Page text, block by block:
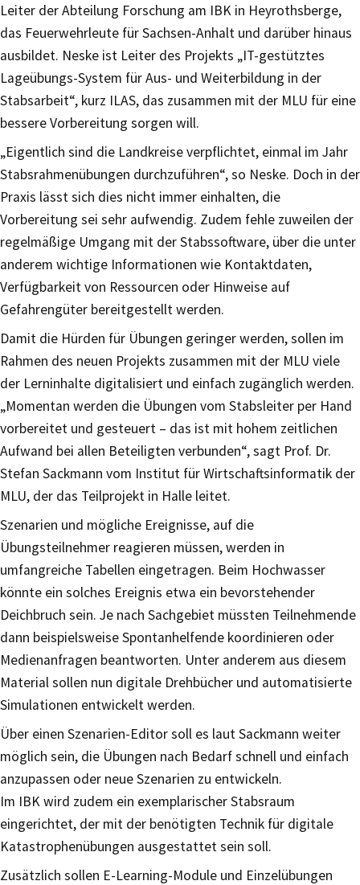
Leiter der Abteilung Forschung am IBK in Heyrothsberge,
das Feuerwehrleute für Sachsen-Anhalt und darüber hinaus
ausbildet. Neske ist Leiter des Projekts „IT-gestütztes
Lageübungs-System für Aus- und Weiterbildung in der
Stabsarbeit“, kurz ILAS, das zusammen mit der MLU für eine
bessere Vorbereitung sorgen will.
„Eigentlich sind die Landkreise verpflichtet, einmal im Jahr
Stabsrahmenübungen durchzuführen“, so Neske. Doch in der
Praxis lässt sich dies nicht immer einhalten, die
Vorbereitung sei sehr aufwendig. Zudem fehle zuweilen der
regelmäßige Umgang mit der Stabssoftware, über die unter
anderem wichtige Informationen wie Kontaktdaten,
Verfügbarkeit von Ressourcen oder Hinweise auf
Gefahrengüter bereitgestellt werden.
Damit die Hürden für Übungen geringer werden, sollen im
Rahmen des neuen Projekts zusammen mit der MLU viele
der Lerninhalte digitalisiert und einfach zugänglich werden.
„Momentan werden die Übungen vom Stabsleiter per Hand
vorbereitet und gesteuert – das ist mit hohem zeitlichen
Aufwand bei allen Beteiligten verbunden“, sagt Prof. Dr.
Stefan Sackmann vom Institut für Wirtschaftsinformatik der
MLU, der das Teilprojekt in Halle leitet.
Szenarien und mögliche Ereignisse, auf die
Übungsteilnehmer reagieren müssen, werden in
umfangreiche Tabellen eingetragen. Beim Hochwasser
könnte ein solches Ereignis etwa ein bevorstehender
Deichbruch sein. Je nach Sachgebiet müssten Teilnehmende
dann beispielsweise Spontanhelfende koordinieren oder
Medienanfragen beantworten. Unter anderem aus diesem
Material sollen nun digitale Drehbücher und automatisierte
Simulationen entwickelt werden.
Über einen Szenarien-Editor soll es laut Sackmann weiter
möglich sein, die Übungen nach Bedarf schnell und einfach
anzupassen oder neue Szenarien zu entwickeln.
Im IBK wird zudem ein exemplarischer Stabsraum
eingerichtet, der mit der benötigten Technik für digitale
Katastrophenübungen ausgestattet sein soll.
Zusätzlich sollen E-Learning-Module und Einzelübungen